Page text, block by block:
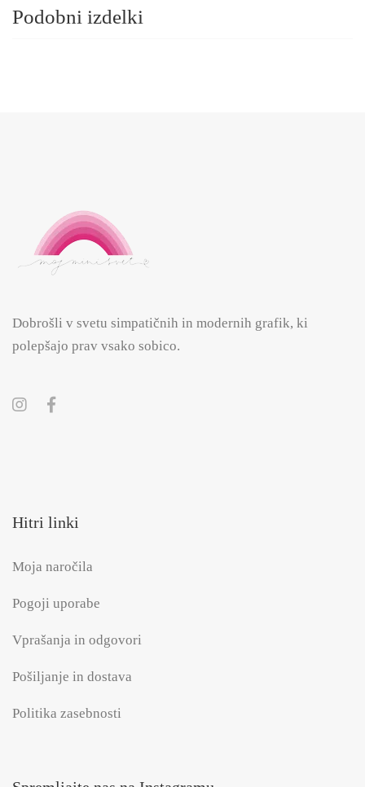
Podobni izdelki
Dobrošli v svetu simpatičnih in modernih grafik, ki
polepšajo prav vsako sobico.
Hitri linki
Moja naročila
Pogoji uporabe
Vprašanja in odgovori
Pošiljanje in dostava
Politika zasebnosti